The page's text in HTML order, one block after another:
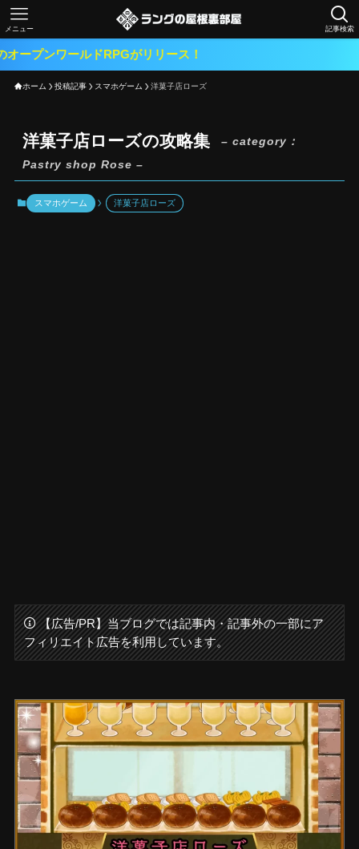
記事検索
メニュー
ドRPGがリリース！
ホーム 投稿記事 スマホゲーム 洋菓子店ローズ
洋菓子店ローズの攻略集
– category：
Pastry shop Rose –
スマホゲーム 洋菓子店ローズ
【広告/PR】当ブログでは記事内・記事外の一部にア
フィリエイト広告を利用しています。